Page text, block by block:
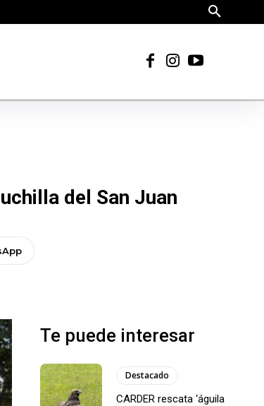
del San Juan
Te puede interesar
Destacado
CARDER rescata ‘águila